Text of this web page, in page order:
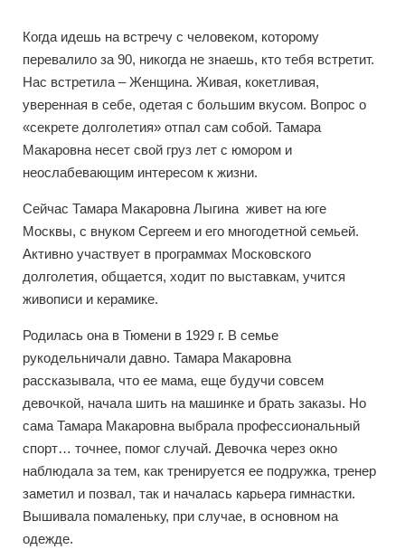
Когда идешь на встречу с человеком, которому
перевалило за 90, никогда не знаешь, кто тебя встретит.
Нас встретила – Женщина. Живая, кокетливая,
уверенная в себе, одетая с большим вкусом. Вопрос о
«секрете долголетия» отпал сам собой. Тамара
Макаровна несет свой груз лет с юмором и
неослабевающим интересом к жизни.
Сейчас Тамара Макаровна Лыгина живет на юге
Москвы, с внуком Сергеем и его многодетной семьей.
Активно участвует в программах Московского
долголетия, общается, ходит по выставкам, учится
живописи и керамике.
Родилась она в Тюмени в 1929 г. В семье
рукодельничали давно. Тамара Макаровна
рассказывала, что ее мама, еще будучи совсем
девочкой, начала шить на машинке и брать заказы. Но
сама Тамара Макаровна выбрала профессиональный
спорт… точнее, помог случай. Девочка через окно
наблюдала за тем, как тренируется ее подружка, тренер
заметил и позвал, так и началась карьера гимнастки.
Вышивала помаленьку, при случае, в основном на
одежде.